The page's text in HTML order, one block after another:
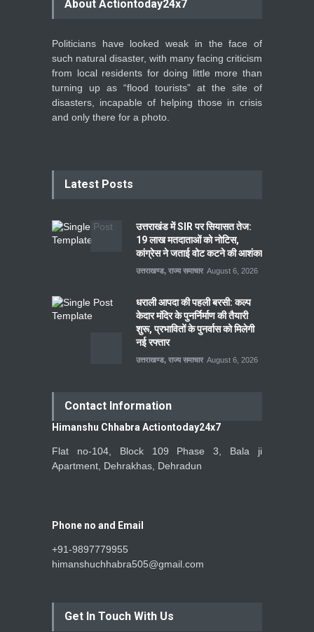
About Actiontoday24x7
Politicians have looked weak in the face of
such natural disaster, with many facing criticism
from local residents for doing little more than
turning up as “flood tourists” at the site of
disasters, incapable of helping those in crisis
and only there for a photo.
Latest Posts
उत्तराखंड में SIR पर सियासत तेज:
19 लाख मतदाताओं को नोटिस,
कांग्रेस ने जताई वोट कटने की आशंका
उत्तराखण्ड, राज्य समाचार August 6, 2026
धराली आपदा की पहली बरसी: कल्प
केदार मंदिर के पुनर्निर्माण की तैयारी
शुरू, प्रभावितों के पुनर्वास को मिलेगी
नई रफ्तार
उत्तराखण्ड, राज्य समाचार August 6, 2026
Contact Information
Himanshu Chhabra Actiontoday24x7
Flat no-104, Block 109 Phase 3, Bala ji
Apartment, Dehrakhas, Dehradun
Phone no and Email
+91-9897779955
himanshuchhabra505@gmail.com
Get In Touch With Us